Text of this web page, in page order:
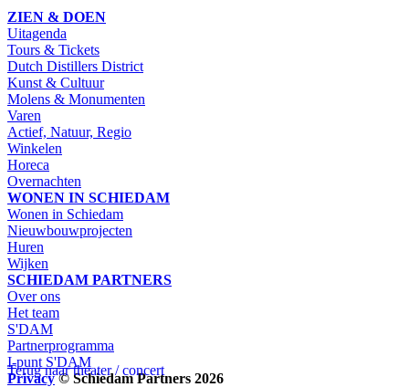
Terug naar theater / concert
ZIEN & DOEN
Uitagenda
Tours & Tickets
Dutch Distillers District
Kunst & Cultuur
Molens & Monumenten
Varen
Actief, Natuur, Regio
Winkelen
Horeca
Overnachten
WONEN IN SCHIEDAM
Wonen in Schiedam
Nieuwbouwprojecten
Huren
Wijken
SCHIEDAM PARTNERS
Over ons
Het team
S'DAM
Partnerprogramma
I-punt S'DAM
Privacy © Schiedam Partners 2026